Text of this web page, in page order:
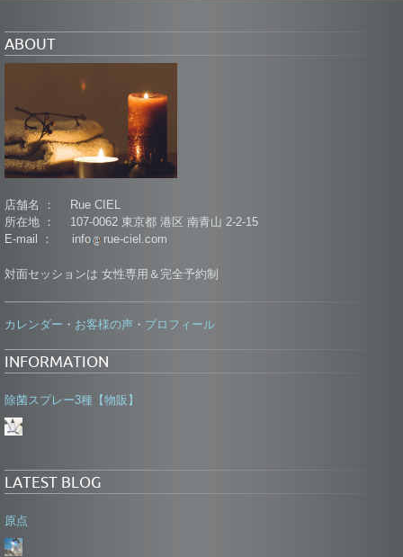
ABOUT
店舗名 ： Rue CIEL
所在地 ： 107-0062 東京都 港区 南青山 2-2-15
E-mail ： info
rue-ciel.com
対面セッションは 女性専用＆完全予約制
カレンダー ・ お客様の声 ・ プロフィール
INFORMATION
除菌スプレー3種【物販】
LATEST BLOG
原点